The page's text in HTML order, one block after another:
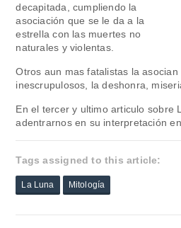
decapitada, cumpliendo la
asociación que se le da a la
estrella con las muertes no
naturales y violentas.
Otros aun mas fatalistas la asocian
inescrupulosos, la deshonra,
En el tercer y ultimo articulo sobre
adentrarnos en su interpretación
Tags assigned to this article:
La Luna Mitología